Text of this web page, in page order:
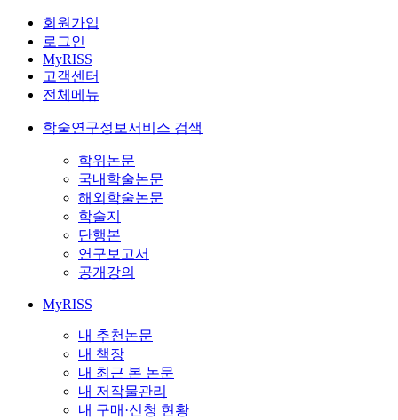
회원가입
로그인
MyRISS
고객센터
전체메뉴
학술연구정보서비스 검색
학위논문
국내학술논문
해외학술논문
학술지
단행본
연구보고서
공개강의
MyRISS
내 추천논문
내 책장
내 최근 본 논문
내 저작물관리
내 구매·신청 현황